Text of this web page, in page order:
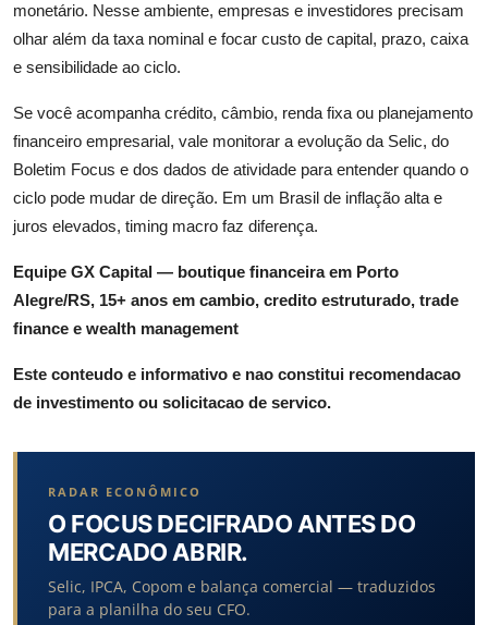
monetário. Nesse ambiente, empresas e investidores precisam
olhar além da taxa nominal e focar custo de capital, prazo, caixa
e sensibilidade ao ciclo.
Se você acompanha crédito, câmbio, renda fixa ou planejamento
financeiro empresarial, vale monitorar a evolução da Selic, do
Boletim Focus e dos dados de atividade para entender quando o
ciclo pode mudar de direção. Em um Brasil de inflação alta e
juros elevados, timing macro faz diferença.
Equipe GX Capital — boutique financeira em Porto
Alegre/RS, 15+ anos em cambio, credito estruturado, trade
finance e wealth management
Este conteudo e informativo e nao constitui recomendacao
de investimento ou solicitacao de servico.
RADAR ECONÔMICO
O FOCUS DECIFRADO ANTES DO
MERCADO ABRIR.
Selic, IPCA, Copom e balança comercial — traduzidos
para a planilha do seu CFO.